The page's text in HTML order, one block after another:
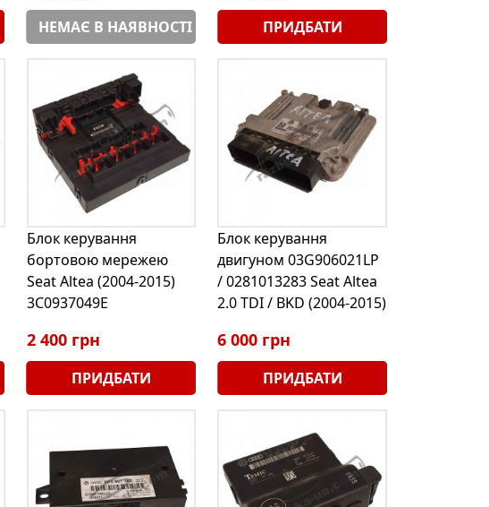
НЕМАЄ В НАЯВНОСТІ ПРИДБАТИ
Блок керування
бортовою мережею
Seat Altea (2004-2015)
3C0937049E
2 400 грн
ПРИДБАТИ
Блок керування
двигуном 03G906021LP
/ 0281013283 Seat Altea
2.0 TDI / BKD (2004-2015)
6 000 грн
ПРИДБАТИ